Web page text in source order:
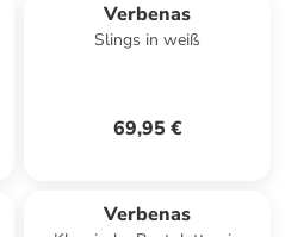
Verbenas
Slings in weiß
69,95 €
Verbenas